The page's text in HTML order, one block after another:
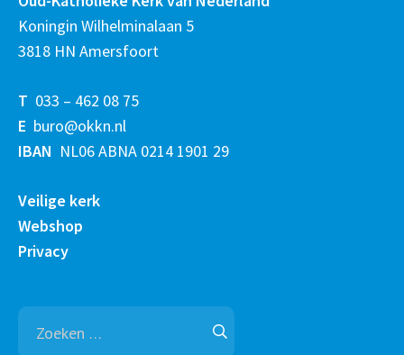
Koningin Wilhelminalaan 5
3818 HN Amersfoort
T 033 – 462 08 75
E buro@okkn.nl
IBAN NL06 ABNA 0214 1901 29
Veilige kerk
Webshop
Privacy
Zoeken
naar: